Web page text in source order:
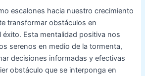
escalones hacia nuestro crecimiento
transformar obstáculos en
éxito. Esta mentalidad positiva nos
serenos en medio de la tormenta,
decisiones informadas y efectivas
obstáculo que se interponga en